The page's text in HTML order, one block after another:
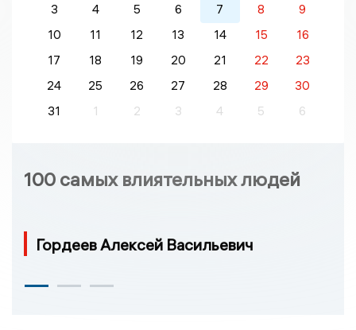
3
4 5 6 7 8
9
10
11 12 13 14 15
16
17
18 19 20 21 22
23
24
25 26 27 28 29
30
31
1 2 3 4 5 6
100 самых влиятельных людей
Гордеев Алексей Васильевич